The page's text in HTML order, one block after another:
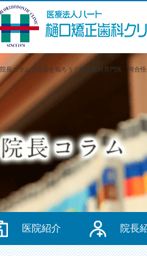
院長コラムで院長を知ろう！矯正歯科専門医 河合悟
医院紹介 院長